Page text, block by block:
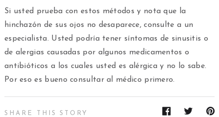
Si usted prueba con estos métodos y nota que la
hinchazón de sus ojos no desaparece, consulte a un
especialista. Usted podría tener síntomas de sinusitis o
de alergias causadas por algunos medicamentos o
antibióticos a los cuales usted es alérgica y no lo sabe.
Por eso es bueno consultar al médico primero.
SHARE THIS STORY